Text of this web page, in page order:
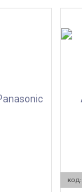
КОД: